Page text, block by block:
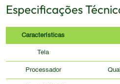
Especificações
Características
Tela
Processador